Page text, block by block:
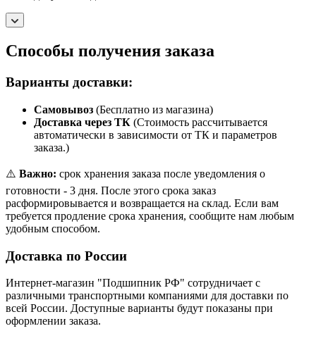
Способы получения заказа
Варианты доставки:
Самовывоз (Бесплатно из магазина)
Доставка через ТК (Стоимость рассчитывается
автоматически в зависимости от ТК и параметров
заказа.)
⚠️ Важно: срок хранения заказа после уведомления о
готовности - 3 дня. После этого срока заказ
расформировывается и возвращается на склад. Если вам
требуется продление срока хранения, сообщите нам любым
удобным способом.
Доставка по России
Интернет-магазин "Подшипник РФ" сотрудничает с
различными транспортными компаниями для доставки по
всей России. Доступные варианты будут показаны при
оформлении заказа.